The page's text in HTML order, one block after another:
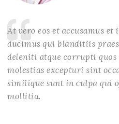
At vero eos et accusamus
ducimus qui blanditiis
deleniti atque corrupti quos
molestias excepturi sint
similique sunt in culpa qui
mollitia.